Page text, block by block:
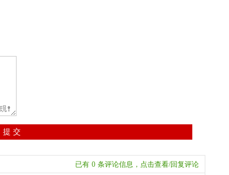
已有 0 条评论信息，点击查看/回复评论